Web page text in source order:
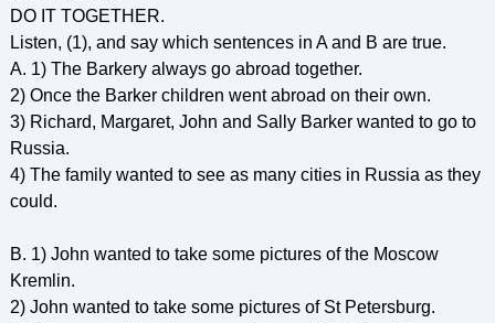
DO IT TOGETHER.
Listen, (1), and say which sentences in A and В are true.
A. 1) The Barkery always go abroad together.
2) Once the Barker children went abroad on their own.
3) Richard, Margaret, John and Sally Barker wanted to go to
Russia.
4) The family wanted to see as many cities in Russia as they
could.
B. 1) John wanted to take some pictures of the Moscow
Kremlin.
2) John wanted to take some pictures of St Petersburg.